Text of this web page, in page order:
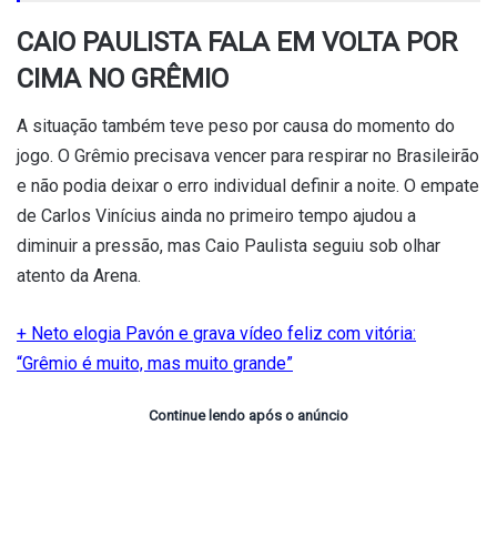
CAIO PAULISTA FALA EM VOLTA POR
CIMA NO GRÊMIO
A situação também teve peso por causa do momento do
jogo. O Grêmio precisava vencer para respirar no Brasileirão
e não podia deixar o erro individual definir a noite. O empate
de Carlos Vinícius ainda no primeiro tempo ajudou a
diminuir a pressão, mas Caio Paulista seguiu sob olhar
atento da Arena.
+ Neto elogia Pavón e grava vídeo feliz com vitória:
“Grêmio é muito, mas muito grande”
Continue lendo após o anúncio